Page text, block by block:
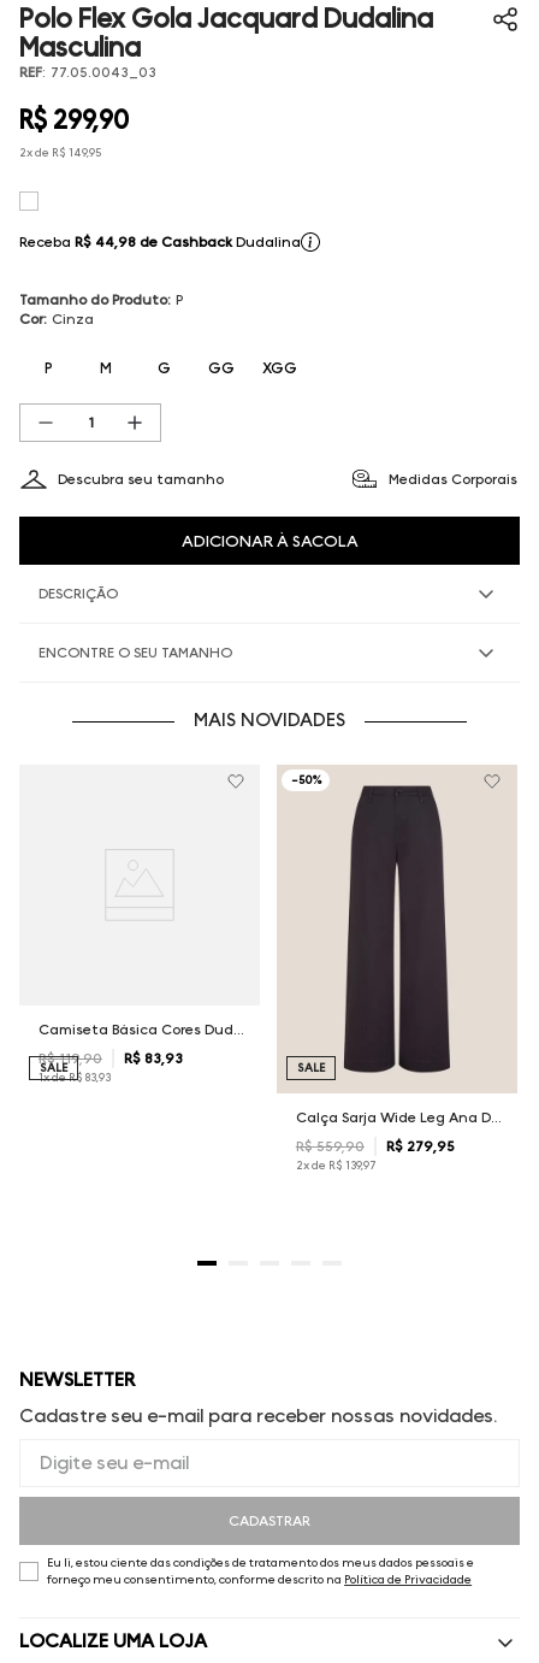
Polo Flex Gola Jacquard Dudalina
Masculina
REF: 77.05.0043_03
R$ 299,90
2x de R$ 149,95
Receba R$ 44,98 de Cashback Dudalina
Tamanho do Produto: P
Cor: Cinza
P M G GG XGG
Descubra seu tamanho Medidas Corporais
ADICIONAR À SACOLA
DESCRIÇÃO
ENCONTRE O SEU TAMANHO
MAIS NOVIDADES
R$ 119,90 R$ 83, 93
1x deR$ 83,93
SALE
-50%
Calça Sarja Wide Leg Ana Dudalina Feminina
R$ 559,90 R$ 279,95
2x de R$ 139,97
SALE
NEWSLETTER
Cadastre seu e-mail para receber nossas novidades.
CADASTRAR
Eu li, estou ciente das condições de tratamento dos meus dados pessoais e
forneço meu consentimento, conforme descrito na Política de Privacidade
LOCALIZE UMA LOJA